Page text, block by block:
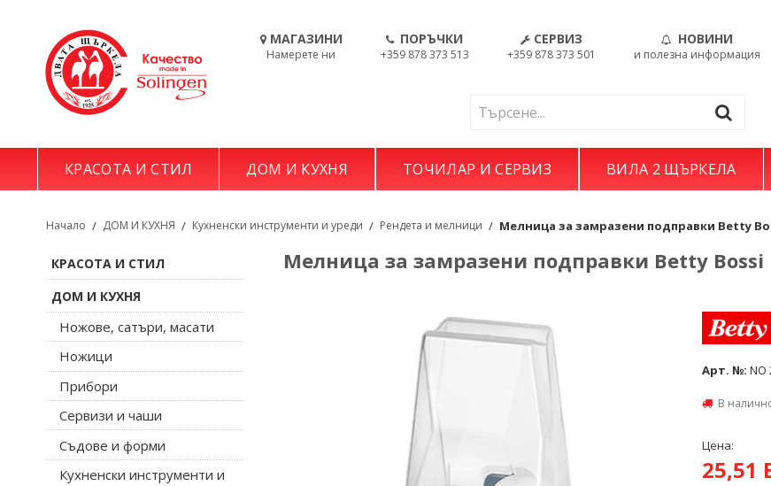
МАГАЗИНИ
Намерете ни
ПОРЪЧКИ
+359 878 373 513
СЕРВИЗ
+359 878 373 501
НОВИНИ
и полезна информация
КРАСОТА И СТИЛ ДОМ И КУХНЯ ТОЧИЛАР И СЕРВИЗ ВИЛА 2 ЩЪРКЕЛА
Начало / ДОМ И КУХНЯ / Кухненски инструменти и уреди / Рендета и мелници / Мелница за замразени подправки Betty
Мелница за замразени подправки Betty Bossi
Арт. №: NO
В
Цена:
25,51
КРАСОТА И СТИЛ
ДОМ И КУХНЯ
Ножове, сатъри, масати
Ножици
Прибори
Сервизи и чаши
Съдове и форми
Кухненски инструменти и